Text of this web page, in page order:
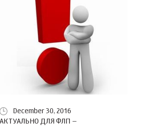
December 30, 2016
АКТУАЛЬНО ДЛЯ ФЛП –